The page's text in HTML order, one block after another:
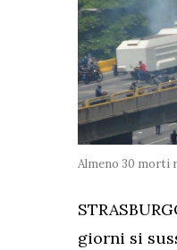
Almeno 30 morti
giorni si